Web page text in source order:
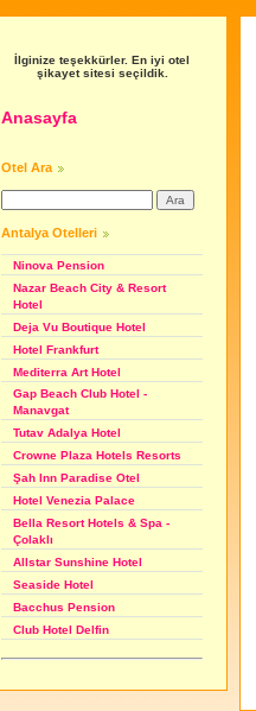
İlginize teşekkürler. En iyi otel
şikayet sitesi seçildik.
Anasayfa
Otel Ara
Antalya Otelleri
Ninova Pension
Nazar Beach City & Resort
Hotel
Deja Vu Boutique Hotel
Hotel Frankfurt
Mediterra Art Hotel
Gap Beach Club Hotel -
Manavgat
Tutav Adalya Hotel
Crowne Plaza Hotels Resorts
Şah Inn Paradise Otel
Hotel Venezia Palace
Bella Resort Hotels & Spa -
Çolaklı
Allstar Sunshine Hotel
Seaside Hotel
Bacchus Pension
Club Hotel Delfin